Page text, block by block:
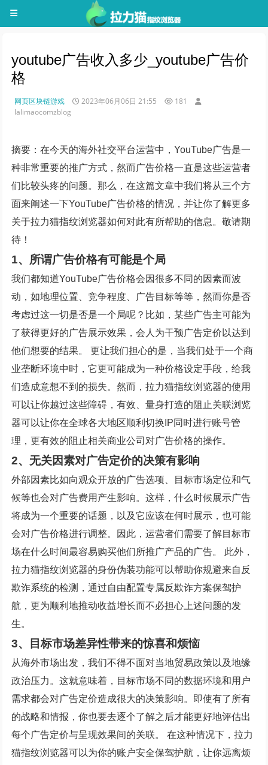
youtube广告收入多少_youtube广告价
格
网页区块链游戏 2023年06月06日 21:55
181
lalimaocomzblog
摘要：在今天的海外社交平台运营中，YouTube广告是一
种非常重要的推广方式，然而广告价格一直是这些运营者
们比较头疼的问题。那么，在这篇文章中我们将从三个方
面来阐述一下YouTube广告价格的情况，并让你了解更多
关于拉力猫指纹浏览器如何对此有所帮助的信息。敬请期
待！
1、所谓广告价格有可能是个局
我们都知道YouTube广告价格会因很多不同的因素而波
动，如地理位置、竞争程度、广告目标等等，然而你是否
考虑过这一切是否是一个局呢？比如，某些广告主可能为
了获得更好的广告展示效果，会人为干预广告定价以达到
他们想要的结果。 更让我们担心的是，当我们处于一个商
业垄断环境中时，它更可能成为一种价格设定手段，给我
们造成意想不到的损失。然而，拉力猫指纹浏览器的使用
可以让你越过这些障碍，有效、量身打造的阻止关联浏览
器可以让你在全球各大地区顺利切换IP同时进行账号管
理，更有效的阻止相关商业公司对广告价格的操作。
2、无关因素对广告定价的决策有影响
外部因素比如向观众开放的广告选项、目标市场定位和气
候等也会对广告费用产生影响。这样，什么时候展示广告
将成为一个重要的话题，以及它应该在何时展示，也可能
会对广告价格进行调整。因此，运营者们需要了解目标市
场在什么时间最容易购买他们所推广产品的广告。 此外，
拉力猫指纹浏览器的身份伪装功能可以帮助你规避来自反
欺诈系统的检测，通过自由配置专属反欺诈方案保驾护
航，更为顺利地推动收益增长而不必担心上述问题的发
生。
3、目标市场差异性带来的惊喜和烦恼
从海外市场出发，我们不得不面对当地贸易政策以及地缘
政治压力。这就意味着，目标市场不同的数据环境和用户
需求都会对广告定价造成很大的决策影响。即使有了所有
的战略和情报，你也要去逐个了解之后才能更好地评估出
每个广告定价与呈现效果间的关联。 在这种情况下，拉力
猫指纹浏览器可以为你的账户安全保驾护航，让你远离烦